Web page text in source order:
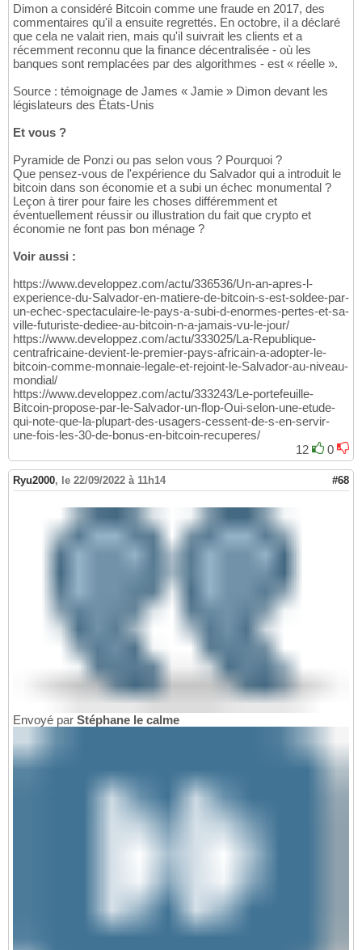
Dimon a considéré Bitcoin comme une fraude en 2017, des
commentaires qu'il a ensuite regrettés. En octobre, il a déclaré
que cela ne valait rien, mais qu'il suivrait les clients et a
récemment reconnu que la finance décentralisée - où les
banques sont remplacées par des algorithmes - est « réelle ».
Source : témoignage de James « Jamie » Dimon devant les
législateurs des États-Unis
Et vous ?
Pyramide de Ponzi ou pas selon vous ? Pourquoi ?
Que pensez-vous de l'expérience du Salvador qui a introduit le
bitcoin dans son économie et a subi un échec monumental ?
Leçon à tirer pour faire les choses différemment et
éventuellement réussir ou illustration du fait que crypto et
économie ne font pas bon ménage ?
Voir aussi :
https://www.developpez.com/actu/336536/Un-an-apres-l-
experience-du-Salvador-en-matiere-de-bitcoin-s-est-soldee-par-
un-echec-spectaculaire-le-pays-a-subi-d-enormes-pertes-et-sa-
ville-futuriste-dediee-au-bitcoin-n-a-jamais-vu-le-jour/
https://www.developpez.com/actu/333025/La-Republique-
centrafricaine-devient-le-premier-pays-africain-a-adopter-le-
bitcoin-comme-monnaie-legale-et-rejoint-le-Salvador-au-niveau-
mondial/
https://www.developpez.com/actu/333243/Le-portefeuille-
Bitcoin-propose-par-le-Salvador-un-flop-Oui-selon-une-etude-
qui-note-que-la-plupart-des-usagers-cessent-de-s-en-servir-
une-fois-les-30-de-bonus-en-bitcoin-recuperes/
12
0
Ryu2000, le 22/09/2022 à 11h14 #68
Envoyé par Stéphane le calme